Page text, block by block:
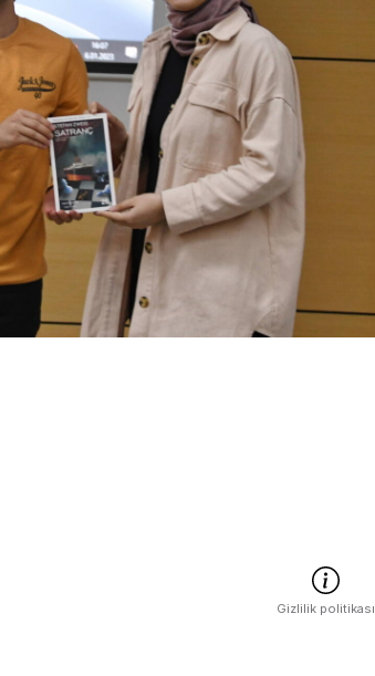
Gizlilik politikası